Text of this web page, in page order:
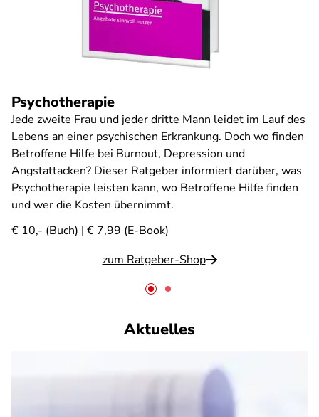
Psychotherapie
Jede zweite Frau und jeder dritte Mann leidet im Lauf des
Lebens an einer psychischen Erkrankung. Doch wo finden
Betroffene Hilfe bei Burnout, Depression und
Angstattacken? Dieser Ratgeber informiert darüber, was
Psychotherapie leisten kann, wo Betroffene Hilfe finden
und wer die Kosten übernimmt.
€ 10,- (Buch) | € 7,99 (E-Book)
zum Ratgeber-Shop
Aktuelles